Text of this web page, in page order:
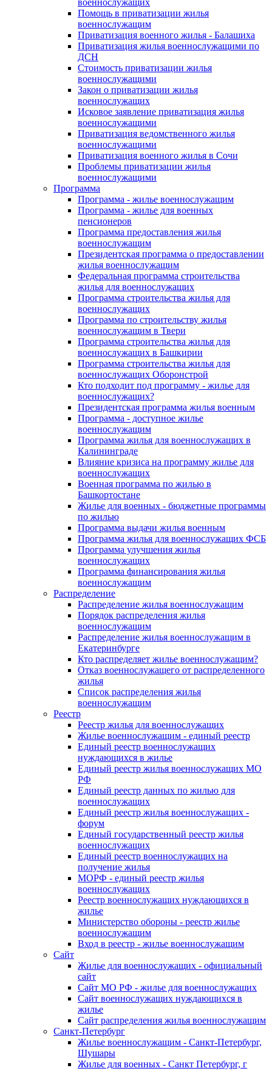
военнослужащих
Помощь в приватизации жилья
военнослужащим
Приватизация военного жилья - Балашиха
Приватизация жилья военнослужащими по
ДСН
Стоимость приватизации жилья
военнослужащими
Закон о приватизации жилья
военнослужащих
Исковое заявление приватизация жилья
военнослужащими
Приватизация ведомственного жилья
военнослужащими
Приватизация военного жилья в Сочи
Проблемы приватизации жилья
военнослужащими
Программа
Программа - жилье военнослужащим
Программа - жилье для военных
пенсионеров
Программа предоставления жилья
военнослужащим
Президентская программа о предоставлении
жилья военнослужащим
Федеральная программа строительства
жилья для военнослужащих
Программа строительства жилья для
военнослужащих
Программа по строительству жилья
военнослужащим в Твери
Программа строительства жилья для
военнослужащих в Башкирии
Программа строительства жилья для
военнослужащих Оборонстрой
Кто подходит под программу - жилье для
военнослужащих?
Президентская программа жилья военным
Программа - доступное жилье
военнослужащим
Программа жилья для военнослужащих в
Калининграде
Влияние кризиса на программу жилье для
военнослужащих
Военная программа по жилью в
Башкортостане
Жилье для военных - бюджетные программы
по жилью
Программа выдачи жилья военным
Программа жилья для военнослужащих ФСБ
Программа улучшения жилья
военнослужащих
Программа финансирования жилья
военнослужащим
Распределение
Распределение жилья военнослужащим
Порядок распределения жилья
военнослужащим
Распределение жилья военнослужащим в
Екатеринбурге
Кто распределяет жилье военнослужащим?
Отказ военнослужащего от распределенного
жилья
Список распределения жилья
военнослужащим
Реестр
Реестр жилья для военнослужащих
Жилье военнослужащим - единый реестр
Единый реестр военнослужащих
нуждающихся в жилье
Единый реестр жилья военнослужащих МО
РФ
Единый реестр данных по жилью для
военнослужащих
Единый реестр жилья военнослужащих -
форум
Единый государственный реестр жилья
военнослужащих
Единый реестр военнослужащих на
получение жилья
МОРФ - единый реестр жилья
военнослужащих
Реестр военнослужащих нуждающихся в
жилье
Министерство обороны - реестр жилье
военнослужащим
Вход в реестр - жилье военнослужащим
Сайт
Жилье для военнослужащих - официальный
сайт
Сайт МО РФ - жилье для военнослужащих
Сайт военнослужащих нуждающихся в
жилье
Сайт распределения жилья военнослужащим
Санкт-Петербург
Жилье военнослужащим - Санкт-Петербург,
Шушары
Жилье для военных - Санкт Петербург, г